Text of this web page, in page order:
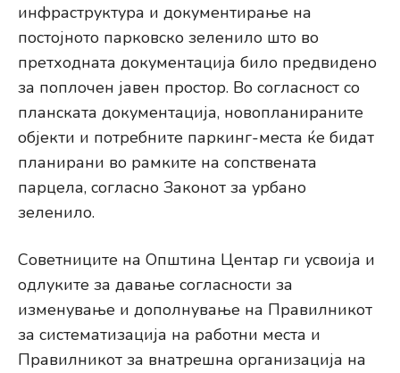
инфраструктура и документирање на
постојното парковско зеленило што во
претходната документација било предвидено
за поплочен јавен простор. Во согласност со
планската документација, новопланираните
објекти и потребните паркинг-места ќе бидат
планирани во рамките на сопствената
парцела, согласно Законот за урбано
зеленило.
Советниците на Општина Центар ги усвоија и
одлуките за давање согласности за
изменување и дополнување на Правилникот
за систематизација на работни места и
Правилникот за внатрешна организација на